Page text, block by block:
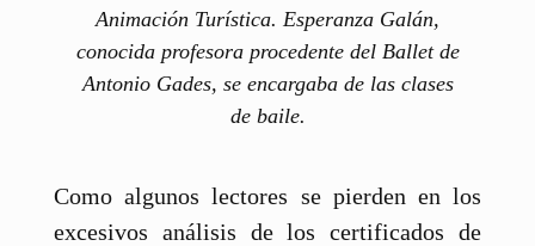
Animación Turística. Esperanza Galán,
conocida profesora procedente del Ballet de
Antonio Gades, se encargaba de las clases
de baile.
Como algunos lectores se pierden en los
excesivos análisis de los certificados de